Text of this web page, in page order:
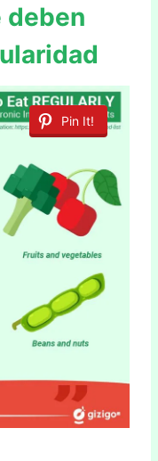
deben
Pin It!